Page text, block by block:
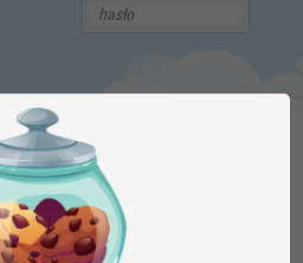
Mr_Guardian
1.8, 1.7, 1.6,